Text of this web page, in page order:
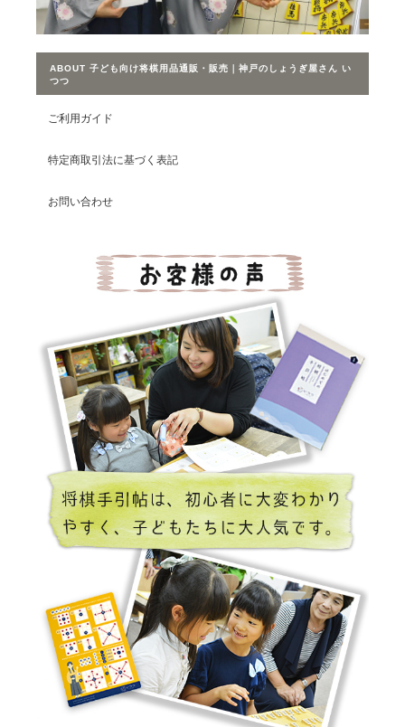
ABOUT 子ども向け将棋用品通販・販売｜神戸のしょうぎ屋さん い
つつ
ご利用ガイド
特定商取引法に基づく表記
お問い合わせ